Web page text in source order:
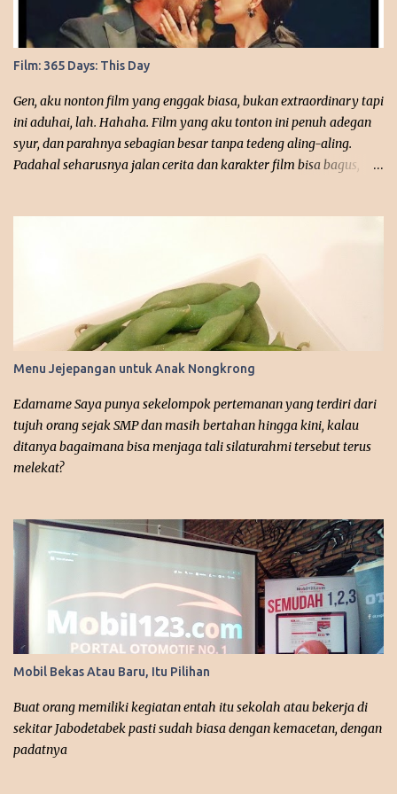
Film: 365 Days: This Day
Gen, aku nonton film yang enggak biasa, bukan extraordinary tapi
ini aduhai, lah. Hahaha. Film yang aku tonton ini penuh adegan
syur, dan parahnya sebagian besar tanpa tedeng aling-aling.
Padahal seharusnya jalan cerita dan karakter film bisa bagus,
Lipinska, Tomasz Mandes Pemeran Utama: Anna-Maria “Laura”
Sieklucka, Michele “Massimo” Morrone, Simone “Marcello”
Susinna Genre: Drama, Romance Rating: 5/10 Ini film terpanas
yang pernah aku tonton, dari awal sudah langsung menyajikan
adegan seks, erotisnya tidak main-main antara dua pemeran
utama, Massimo dan Laura. Alur ceritanya enggak mudah diikuti,
agak sulit, kayaknya harus nonton film yang pertama dulu “365
Days ” karena ada dialog-dialog yang seolah mengingatkan...
Menu Jejepangan untuk Anak Nongkrong
Edamame Saya punya sekelompok pertemanan yang terdiri dari
tujuh orang sejak SMP dan masih bertahan hingga kini, kalau
ditanya bagaimana bisa menjaga tali silaturahmi tersebut terus
melekat?
Mobil Bekas Atau Baru, Itu Pilihan
Buat orang memiliki kegiatan entah itu sekolah atau bekerja di
sekitar Jabodetabek pasti sudah biasa dengan kemacetan, dengan
padatnya